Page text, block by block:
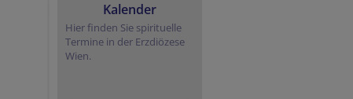
Kalender
Hier finden Sie spirituelle
Termine in der Erzdiözese
Wien.